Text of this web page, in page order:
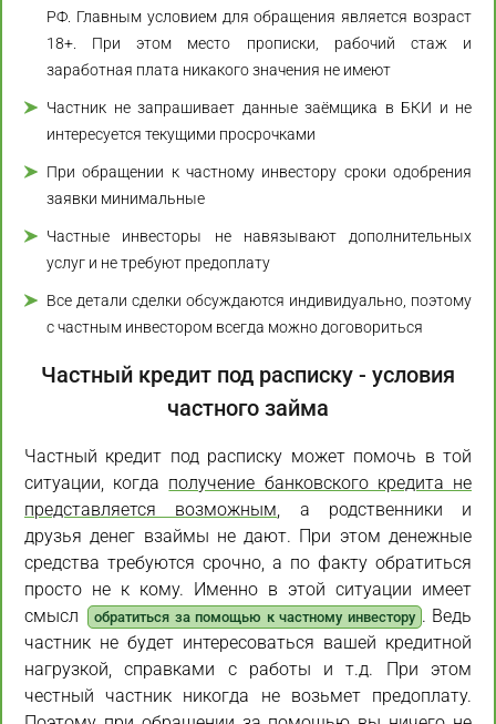
РФ. Главным условием для обращения является возраст
18+. При этом место прописки, рабочий стаж и
заработная плата никакого значения не имеют
Частник не запрашивает данные заёмщика в БКИ и не
интересуется текущими просрочками
При обращении к частному инвестору сроки одобрения
заявки минимальные
Частные инвесторы не навязывают дополнительных
услуг и не требуют предоплату
Все детали сделки обсуждаются индивидуально, поэтому
с частным инвестором всегда можно договориться
Частный кредит под расписку - условия
частного займа
Частный кредит под расписку может помочь в той
ситуации, когда получение банковского кредита не
представляется возможным, а родственники и
друзья денег взаймы не дают. При этом денежные
средства требуются срочно, а по факту обратиться
просто не к кому. Именно в этой ситуации имеет
смысл
обратиться за помощью к частному инвестору . Ведь
частник не будет интересоваться вашей кредитной
нагрузкой, справками с работы и т.д. При этом
честный частник никогда не возьмет предоплату.